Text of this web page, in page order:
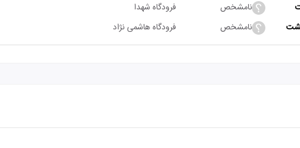
نامشخص فرودگاه شهدا
نامشخص فرودگاه هاشمی نژاد